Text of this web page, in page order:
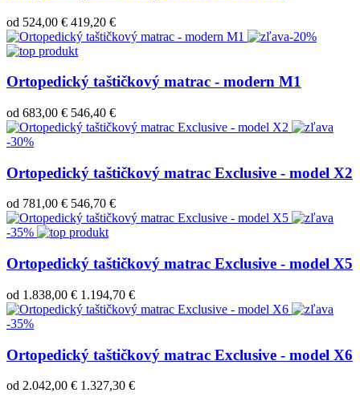
od 524,00 € 419,20 €
-20%
Ortopedický taštičkový matrac - modern M1
od 683,00 € 546,40 €
-30%
Ortopedický taštičkový matrac Exclusive - model X2
od 781,00 € 546,70 €
-35%
Ortopedický taštičkový matrac Exclusive - model X5
od 1.838,00 € 1.194,70 €
-35%
Ortopedický taštičkový matrac Exclusive - model X6
od 2.042,00 € 1.327,30 €